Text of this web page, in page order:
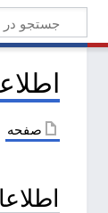
صفحه